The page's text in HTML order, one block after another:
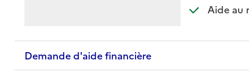
Aide au
Demande d'aide financière